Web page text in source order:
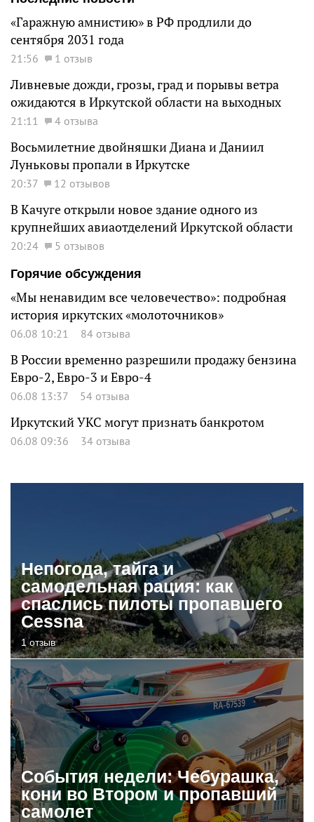
«Гаражную амнистию» в РФ продлили до
сентября 2031 года
21:56 1 отзыв
Ливневые дожди, грозы, град и порывы ветра
ожидаются в Иркутской области на выходных
21:11 4 отзыва
Восьмилетние двойняшки Диана и Даниил
Луньковы пропали в Иркутске
20:37 12 отзывов
В Качуге открыли новое здание одного из
крупнейших авиаотделений Иркутской области
20:24
5 отзывов
Горячие обсуждения
«Мы ненавидим все человечество»: подробная
история иркутских «молоточников»
06.08 10:21 84 отзыва
В России временно разрешили продажу бензина
Евро-2, Евро-3 и Евро-4
06.08 13:37 54 отзыва
Иркутский УКС могут признать банкротом
06.08 09:36 34 отзыва
Непогода, тайга и
самодельная рация: как
спаслись пилоты пропавшего
Cessna
1 отзыв
События недели: Чебурашка,
кони во Втором и пропавший
самолет